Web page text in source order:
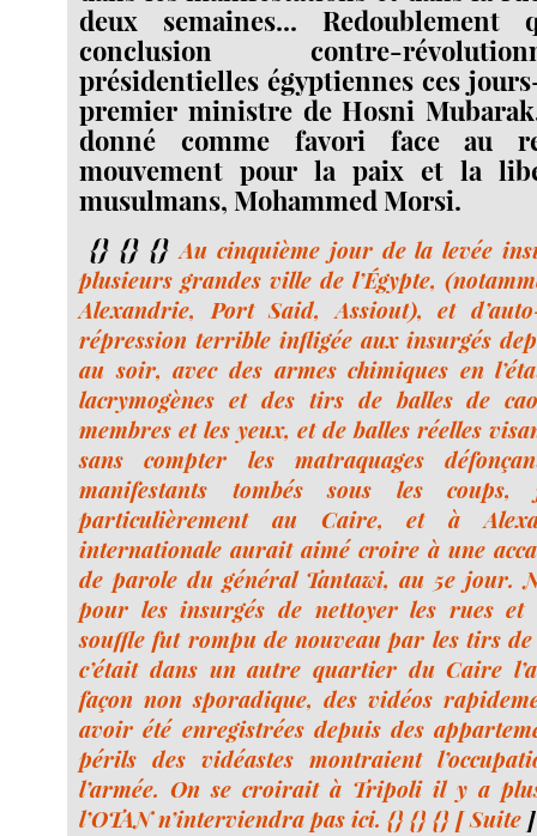
deux semaines...
conclusion contre-
présidentielles égyptiennes ces
premier ministre de Hosni
donné comme favori face au
mouvement pour la paix et la
musulmans, Mohammed Morsi.
{} {} {}Au cinquième jour de la levée
plusieurs grandes ville de l’Égypte,
Alexandrie, Port Said, Assiout), et
répression terrible infligée aux insurgés
au soir, avec des armes chimiques en
lacrymogènes et des tirs de balles de
membres et les yeux, et de balles réelles
sans compter les matraquages
manifestants tombés sous les coups,
particulièrement au Caire, et à
internationale aurait aimé croire à une
de parole du général Tantawi, au 5e jour.
pour les insurgés de nettoyer les rues
souffle fut rompu de nouveau par les tirs
c’était dans un autre quartier du Caire
façon non sporadique, des vidéos
avoir été enregistrées depuis des
périls des vidéastes montraient
l’armée. On se croirait à Tripoli il y a
l’OTAN n’interviendra pas ici. {} {} {} [Suite ]